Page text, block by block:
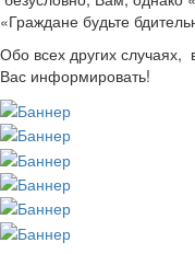
«Граждане будьте
Обо всех других
Вас информировать!